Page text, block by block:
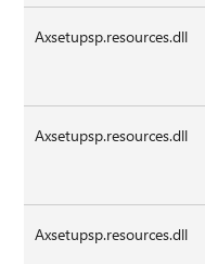
Axsetupsp.resources.dll
Axsetupsp.resources.dll
Axsetupsp.resources.dll